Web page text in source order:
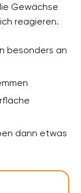
Gewächse
reagieren.
besonders an
dann etwas